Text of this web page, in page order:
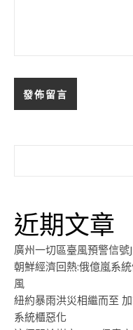
近期文章
廣州一切區臺風預警信號
朝鮮經濟回熱:俄億嵐系
風
紐約暴雨洪災相繼而至
系統櫃惡化